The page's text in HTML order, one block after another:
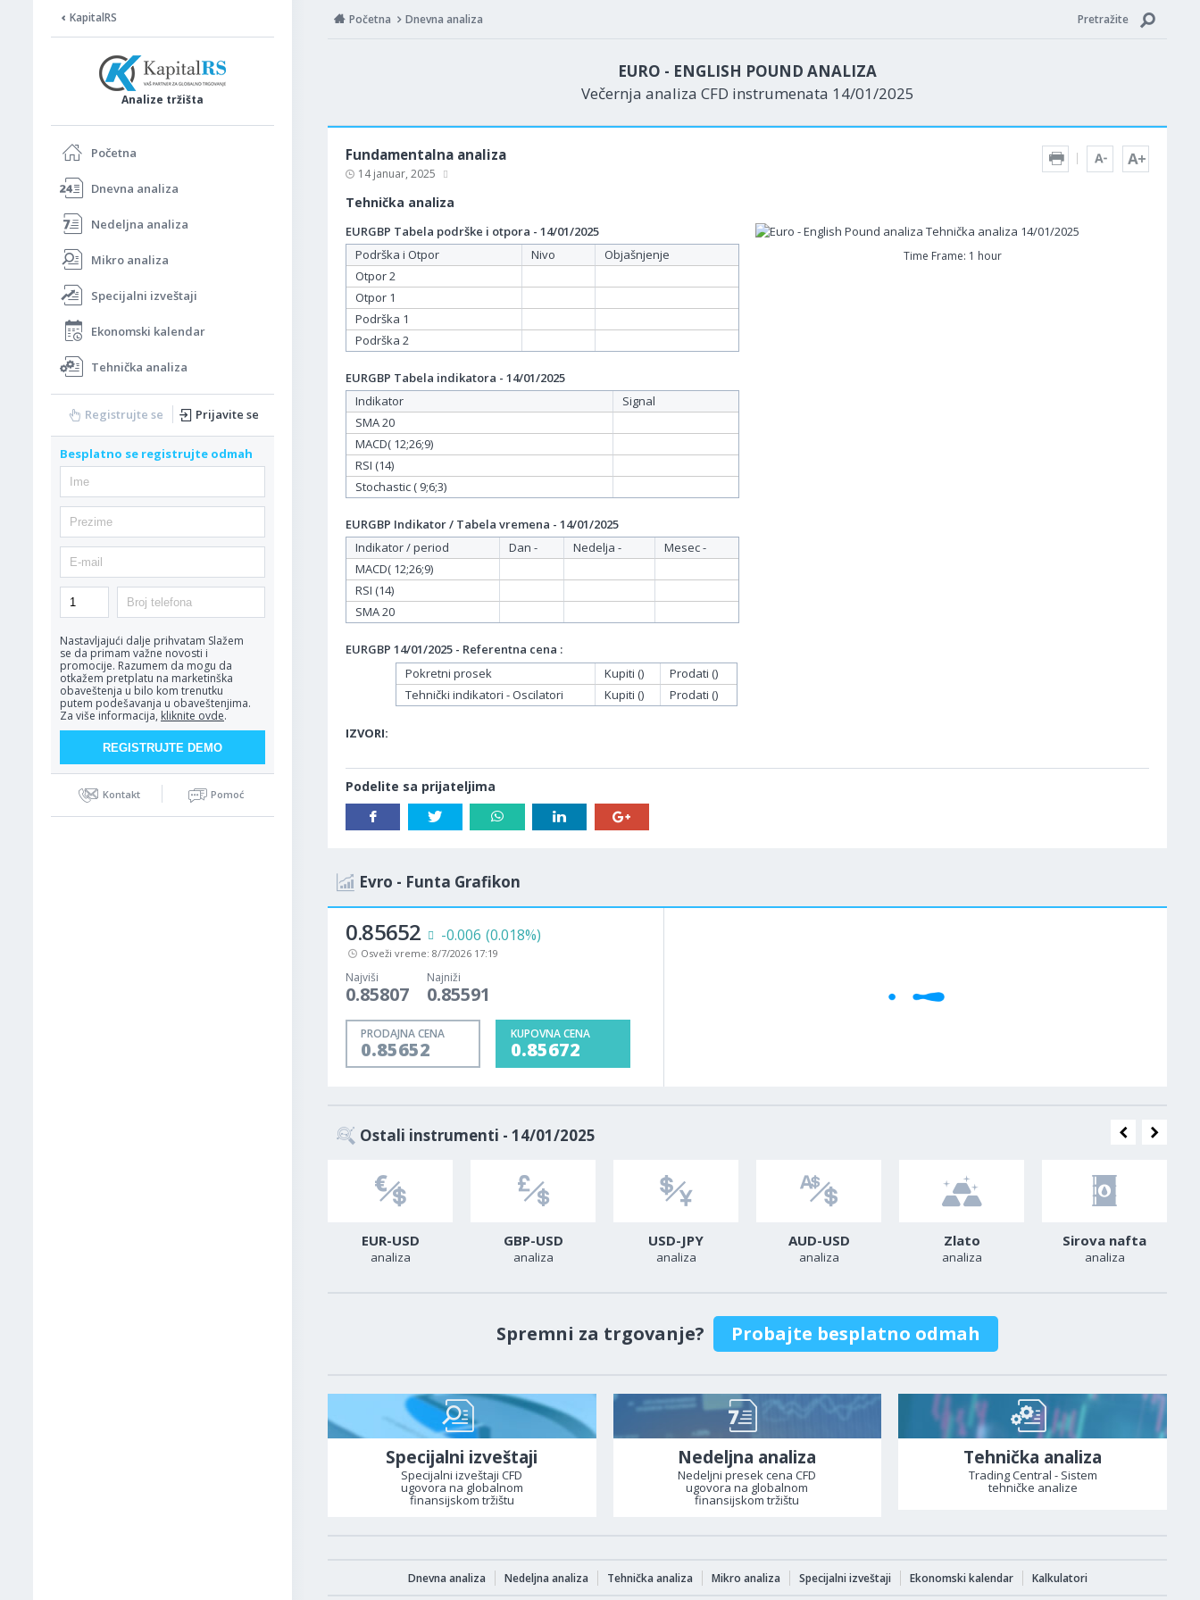
KapitalRS
Analize tržišta
Početna
Dnevna analiza
Nedeljna analiza
Mikro analiza
Specijalni izveštaji
Ekonomski kalendar
Tehnička analiza
Registrujte se Prijavite se
Besplatno se registrujte odmah
Nastavljajući dalje prihvatam Slažem
se da primam važne novosti i
promocije. Razumem da mogu da
otkažem pretplatu na marketinška
obaveštenja u bilo kom trenutku
putem podešavanja u obaveštenjima.
Za više informacija, kliknite ovde.
Kontakt Pomoć
Početna Dnevna analiza Pretražite
EURO - ENGLISH POUND ANALIZA
Večernja analiza CFD instrumenata 14/01/2025
Fundamentalna analiza
14 januar, 2025
Tehnička analiza
Time Frame: 1 hour
EURGBP Tabela podrške i otpora - 14/01/2025
Podrška i Otpor
Nivo
Objašnjenje
Otpor 2
Otpor 1
Podrška 1
Podrška 2
EURGBP Tabela indikatora - 14/01/2025
Indikator
Signal
SMA 20
MACD( 12;26;9)
RSI (14)
Stochastic ( 9;6;3)
EURGBP Indikator / Tabela vremena - 14/01/2025
Indikator / period
Dan - Nedelja -
Mesec -
MACD( 12;26;9)
RSI (14)
SMA 20
EURGBP 14/01/2025 - Referentna cena :
Pokretni prosek
Kupiti ()
Prodati ()
Tehnički indikatori - Oscilatori
Kupiti () Prodati ()
IZVORI:
Podelite sa prijateljima
Evro - Funta Grafikon
0.85650 -0.004 (0.015%)
Osveži vreme: 8/7/2026 17:19
Najviši
0.85807
Najniži
0.85591
PRODAJNA CENA
0.85650
KUPOVNA CENA
0.85670
Ostali instrumenti - 14/01/2025
EUR-USD
analiza
GBP-USD
analiza
USD-JPY
analiza
AUD-USD
analiza
Zlato
analiza
Sirova nafta
analiza
Spremni za trgovanje? Probajte besplatno odmah
Specijalni izveštaji
Specijalni izveštaji CFD
ugovora na globalnom
finansijskom tržištu
Nedeljna analiza
Nedeljni presek cena CFD
ugovora na globalnom
finansijskom tržištu
Tehnička analiza
Trading Central - Sistem
tehničke analize
Dnevna analiza Nedeljna analiza Tehnička analiza Mikro analiza Specijalni izveštaji Ekonomski kalendar Kalkulatori